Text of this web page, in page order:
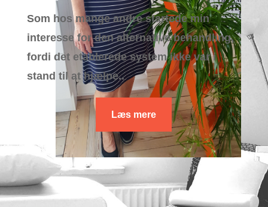
Som hos mange andre startede min
interesse for den alternative behandling,
fordi det etablerede system ikke var i
stand til at hjælpe..
Læs mere